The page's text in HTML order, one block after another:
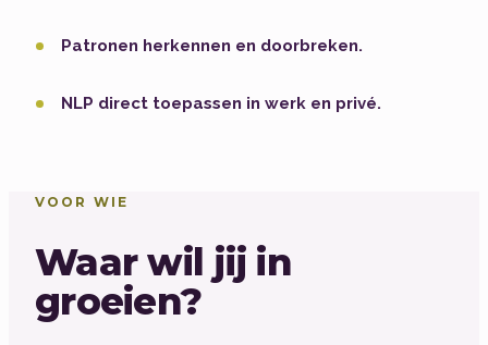
Patronen herkennen en doorbreken.
NLP direct toepassen in werk en privé.
VOOR WIE
Waar wil jij in
groeien?